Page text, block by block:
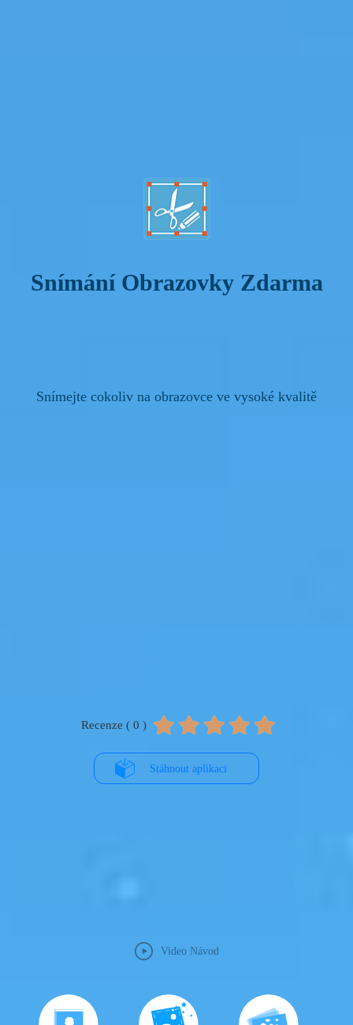
Snímání Obrazovky Zdarma
Snímejte cokoliv na obrazovce ve vysoké kvalitě
Recenze ( 0 )
Stáhnout aplikaci
Video Návod